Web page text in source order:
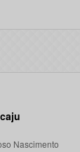
Nascimento